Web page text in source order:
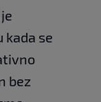
se
bez